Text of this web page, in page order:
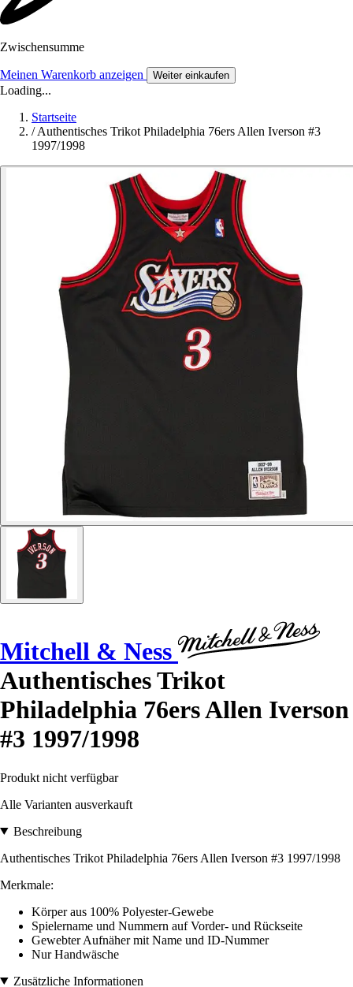
Zwischensumme
Meinen Warenkorb anzeigen Weiter einkaufen
Loading...
Startseite
/ Authentisches Trikot Philadelphia 76ers Allen Iverson #3
1997/1998
Mitchell & Ness
Authentisches Trikot
Philadelphia 76ers Allen Iverson
#3 1997/1998
Produkt nicht verfügbar
Alle Varianten ausverkauft
Beschreibung
Authentisches Trikot Philadelphia 76ers Allen Iverson #3 1997/1998
Merkmale:
Körper aus 100% Polyester-Gewebe
Spielername und Nummern auf Vorder- und Rückseite
Gewebter Aufnäher mit Name und ID-Nummer
Nur Handwäsche
Zusätzliche Informationen